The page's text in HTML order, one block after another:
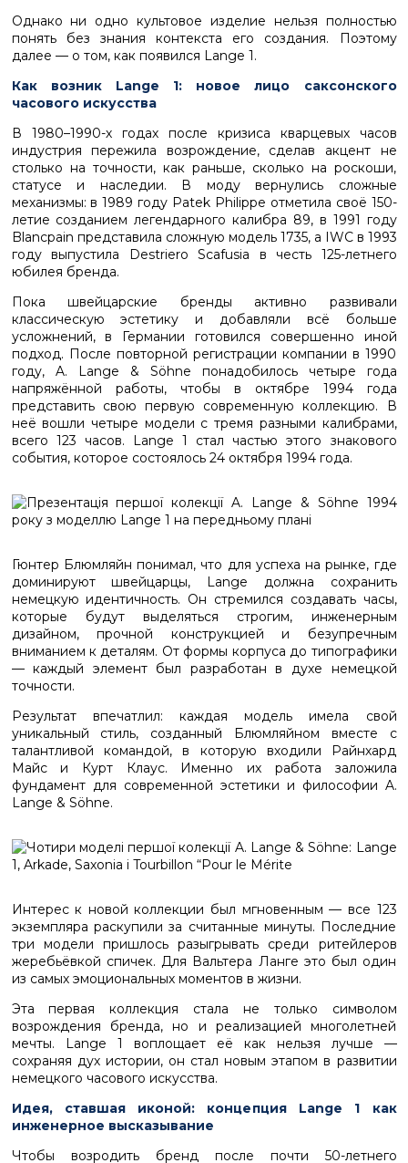
Однако ни одно культовое изделие нельзя полностью
понять без знания контекста его создания. Поэтому
далее — о том, как появился Lange 1.
Как возник Lange 1: новое лицо саксонского
часового искусства
В 1980–1990-х годах после кризиса кварцевых часов
индустрия пережила возрождение, сделав акцент не
столько на точности, как раньше, сколько на роскоши,
статусе и наследии. В моду вернулись сложные
механизмы: в 1989 году Patek Philippe отметила своё 150-
летие созданием легендарного калибра 89, в 1991 году
Blancpain представила сложную модель 1735, а IWC в 1993
году выпустила Destriero Scafusia в честь 125-летнего
юбилея бренда.
Пока швейцарские бренды активно развивали
классическую эстетику и добавляли всё больше
усложнений, в Германии готовился совершенно иной
подход. После повторной регистрации компании в 1990
году, A. Lange & Söhne понадобилось четыре года
напряжённой работы, чтобы в октябре 1994 года
представить свою первую современную коллекцию. В
неё вошли четыре модели с тремя разными калибрами,
всего 123 часов. Lange 1 стал частью этого знакового
события, которое состоялось 24 октября 1994 года.
Гюнтер Блюмляйн понимал, что для успеха на рынке, где
доминируют швейцарцы, Lange должна сохранить
немецкую идентичность. Он стремился создавать часы,
которые будут выделяться строгим, инженерным
дизайном, прочной конструкцией и безупречным
вниманием к деталям. От формы корпуса до типографики
— каждый элемент был разработан в духе немецкой
точности.
Результат впечатлил: каждая модель имела свой
уникальный стиль, созданный Блюмляйном вместе с
талантливой командой, в которую входили Райнхард
Майс и Курт Клаус. Именно их работа заложила
фундамент для современной эстетики и философии A.
Lange & Söhne.
Интерес к новой коллекции был мгновенным — все 123
экземпляра раскупили за считанные минуты. Последние
три модели пришлось разыгрывать среди ритейлеров
жеребьёвкой спичек. Для Вальтера Ланге это был один
из самых эмоциональных моментов в жизни.
Эта первая коллекция стала не только символом
возрождения бренда, но и реализацией многолетней
мечты. Lange 1 воплощает её как нельзя лучше —
сохраняя дух истории, он стал новым этапом в развитии
немецкого часового искусства.
Идея, ставшая иконой: концепция Lange 1 как
инженерное высказывание
Чтобы возродить бренд после почти 50-летнего